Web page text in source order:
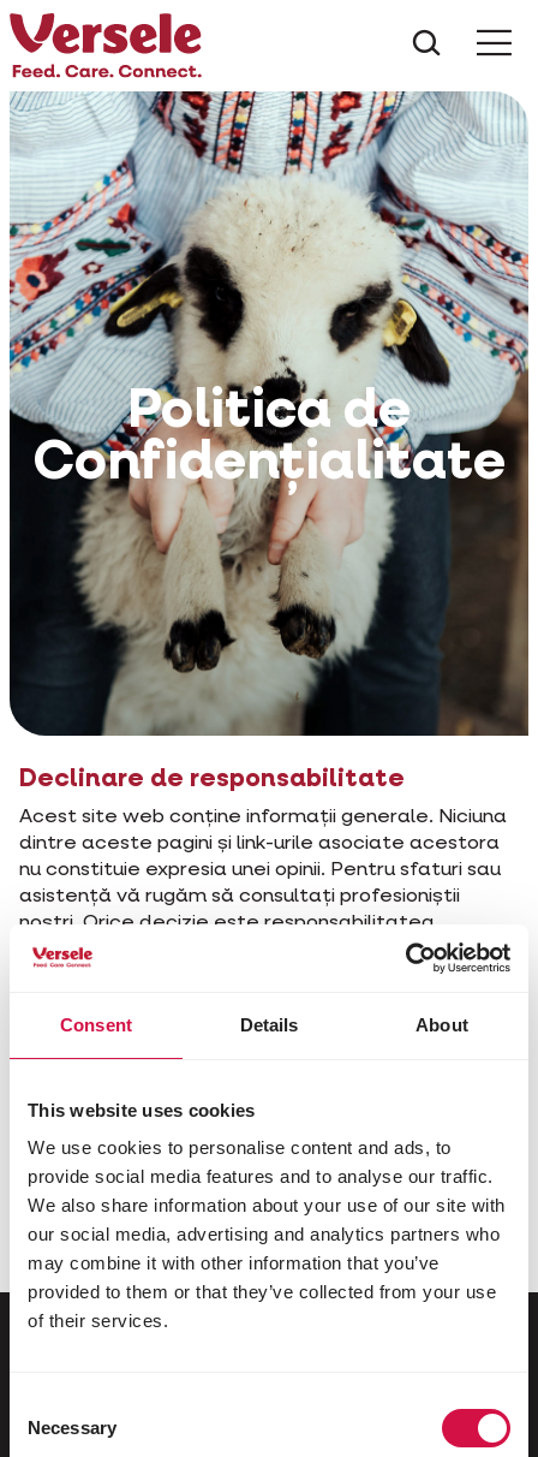
Consent Details About
This website uses cookies
We use cookies to personalise content and ads, to
provide social media features and to analyse our traffic.
We also share information about your use of our site with
our social media, advertising and analytics partners who
may combine it with other information that you’ve
provided to them or that they’ve collected from your use
of their services.
Selection
Necessary
Politica de
Confidențialitate
Declinare de responsabilitate
Acest site web conține informații generale. Niciuna
dintre aceste pagini și link-urile asociate acestora
nu constituie expresia unei opinii. Pentru sfaturi sau
asistență vă rugăm să consultați profesioniștii
noștri. Orice decizie este responsabilitatea
exclusivă a vizitatorului. Nu ne asumăm răspunderea
pentru nicio omisiune, inexactitate sau eroare în
site-uri. Considerăm că aceste link-uri sunt
interesante, dar nu putem garanta conținutul și nici
utilizarea acestora.